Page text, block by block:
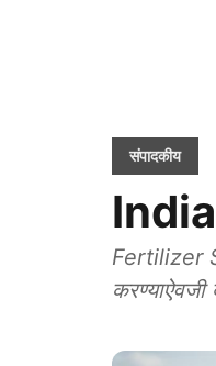
संपादकीय
Fertilizer